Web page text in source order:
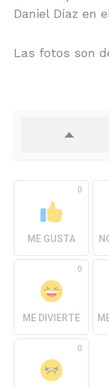
Daniel Díaz en
Las fotos son
0
ME GUSTA
0
ME DIVIERTE
0